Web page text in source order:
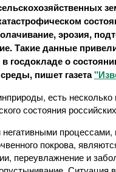
эрозия,
Такие данные
госдокладе о
пишет газета
есть несколько
состояния
процессами,
покрова,
переувлажнение и